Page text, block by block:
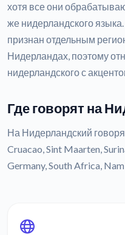
хотя все они
же нидерландского
признан отдельным
Нидерландах, поэтому
нидерландского с
Где говорят на
На Нидерландский
Cruacao, Sint Maarten,
Germany, South Africa,